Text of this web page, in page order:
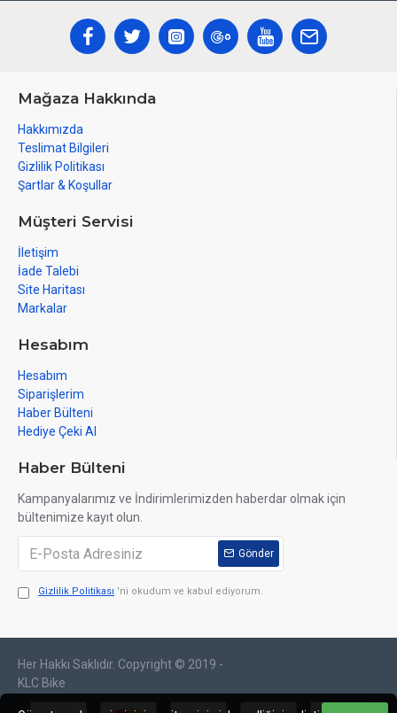
Mağaza Hakkında
Hakkımızda
Teslimat Bilgileri
Gizlilik Politikası
Şartlar & Koşullar
Müşteri Servisi
İletişim
İade Talebi
Site Haritası
Markalar
Hesabım
Hesabım
Siparişlerim
Haber Bülteni
Hediye Çeki Al
Haber Bülteni
Kampanyalarımız ve İndirimlerimizden haberdar olmak için
bültenimize kayıt olun.
Gönder
Gizlilik Politikası 'ni okudum ve kabul ediyorum.
Her Hakkı Saklıdır. Copyright © 2019 -
KLC Bike